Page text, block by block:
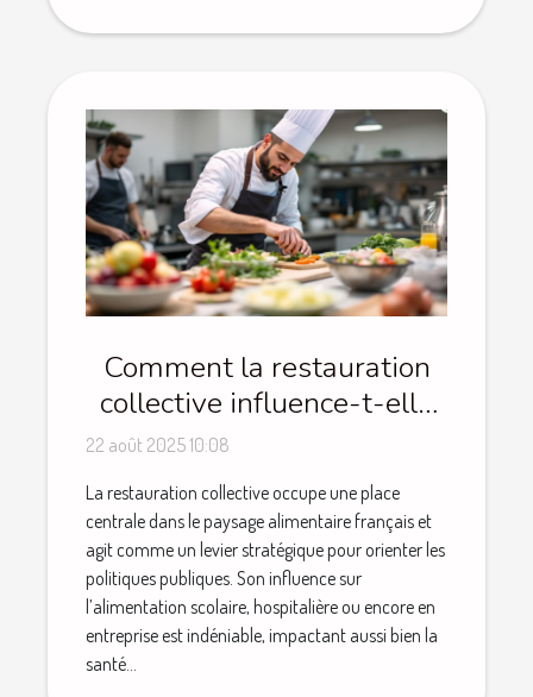
Comment la restauration
collective influence-t-elle
les politiques publiques ?
22 août 2025 10:08
La restauration collective occupe une place
centrale dans le paysage alimentaire français et
agit comme un levier stratégique pour orienter les
politiques publiques. Son influence sur
l’alimentation scolaire, hospitalière ou encore en
entreprise est indéniable, impactant aussi bien la
santé...